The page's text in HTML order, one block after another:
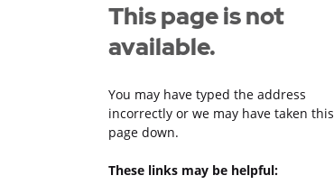
This page is not
available.
You may have typed the address
incorrectly or we may have taken this
page down.
These links may be helpful: